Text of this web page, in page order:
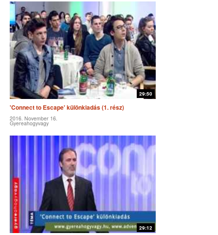
29:50
'Connect to Escape' különkiadás (1. rész)
2016. November 16.
Gyereahogyvagy
29:12